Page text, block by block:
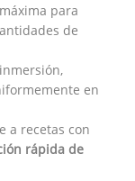
para
de
en
a recetas con
rápida de